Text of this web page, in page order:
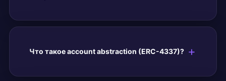
Что такое account abstraction (ERC-4337)?